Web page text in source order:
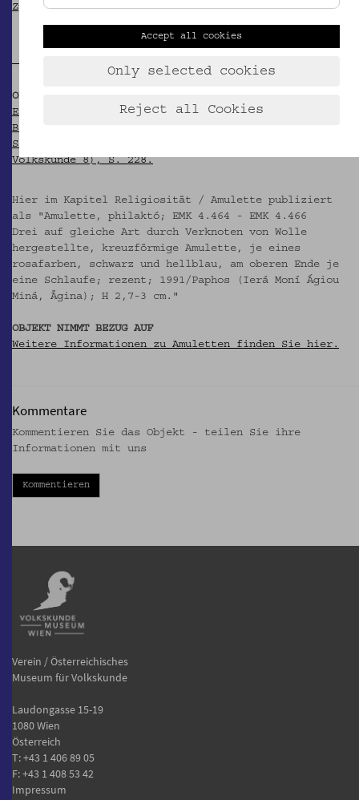
Zypern
OBJEKT WIRD ZITIERT IN
Ethnographisches Museum Schloß Kittsee (Hg.): Das
Blatt im Meer. Zypern in österreichischen
Sammlungen. Kittsee 1997 (= Kittseer Schriften zur
Volkskunde 8), S. 228.
Hier im Kapitel Religiosität / Amulette publiziert
als "Amulette, philaktó; EMK 4.464 - EMK 4.466
Drei auf gleiche Art durch Verknoten von Wolle
hergestellte, kreuzförmige Amulette, je eines
rosafarben, schwarz und hellblau, am oberen Ende je
eine Schlaufe; rezent; 1991/Paphos (Ierá Moní Ágiou
Miná, Ägina); H 2,7-3 cm."
OBJEKT NIMMT BEZUG AUF
Weitere Informationen zu Amuletten finden Sie hier.
Kommentare
Kommentieren Sie das Objekt - teilen Sie ihre
Informationen mit uns
Kommentieren
Verein / Österreichisches
Museum für Volkskunde
Laudongasse 15-19
1080 Wien
Österreich
T:+43 1 406 89 05
F: +43 1 408 53 42
Impressum
Accept all cookies
Only selected cookies
Reject all Cookies